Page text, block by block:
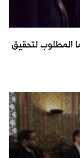
خلال 10 سنوات.. ما المطلوب لتحقيق